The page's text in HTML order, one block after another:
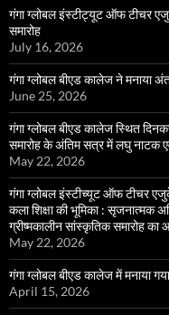
गंगा ग्लोबल इंस्टीट्यूट ऑफ टीचर
समारोह
July 16, 2026
गंगा ग्लोबल बीएड कालेज ने मनाया
June 25, 2026
गंगा ग्लोबल बीएड कालेज स्थित
समारोह के अंतिम सत्र में लघु नाटक
May 22, 2026
गंगा ग्लोबल इंस्टीच्यूट ऑफ टीचर
कला शिक्षा की भूमिका :
ग्रीष्मकालीन सांस्कृतिक समारोह का
May 22, 2026
गंगा ग्लोबल बीएड कालेज में मनाया
April 15, 2026